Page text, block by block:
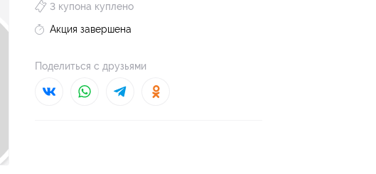
3 купона куплено
Акция завершена
Поделиться с друзьями